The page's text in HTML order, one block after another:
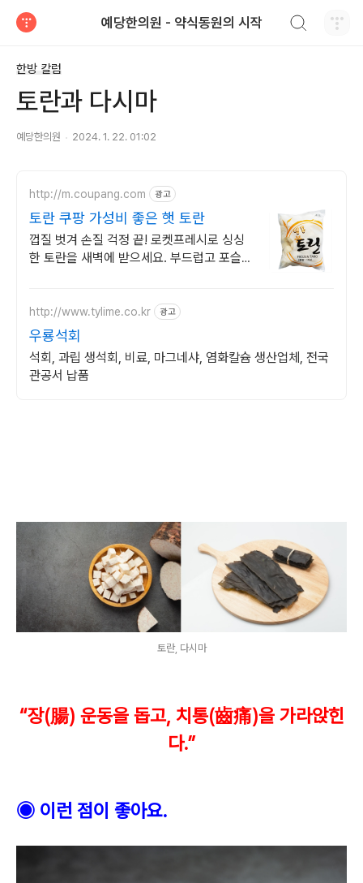
예당한의원 - 약식동원의 시작
한방 칼럼
토란과 다시마
예당한의원 2024. 1. 22. 01:02
http://m.coupang.com 광고
토란 쿠팡 가성비 좋은 햇 토란
껍질 벗겨 손질 걱정 끝! 로켓프레시로 싱싱
한 토란을 새벽에 받으세요. 부드럽고 포슬포
http://www.tylime.co.kr 광고
우룡석회
석회, 과립 생석회, 비료, 마그네샤, 염화칼슘 생산업체, 전국
관공서 납품
토란, 다시마
“장(腸) 운동을 돕고, 치통(齒痛)을 가라앉힌
다.”
◉ 이런 점이 좋아요.